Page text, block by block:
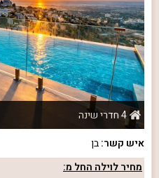
4 חדרי שינה
איש קשר:בן
מחיר לוילה החל מ: